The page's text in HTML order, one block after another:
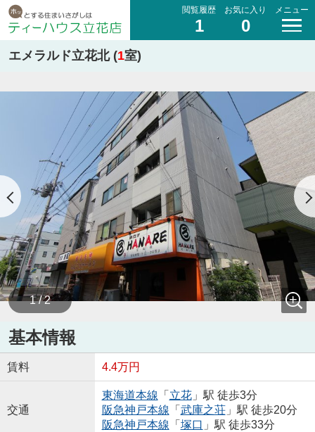
閲覧履歴
1
お気に入り
0
メニュー
エメラルド立花北 (1室)
1 / 2
基本情報
賃料 4.4万円
交通
東海道本線 「 立花」駅 徒歩3分
阪急神戸本線 「 武庫之荘」駅 徒歩20分
阪急神戸本線 「 塚口 」駅 徒歩33分